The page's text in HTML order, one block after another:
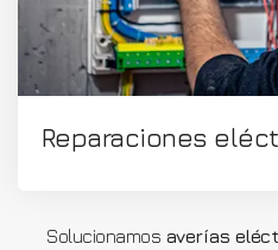
Reparaciones
Solucionamos averías